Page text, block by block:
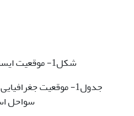
شکل1- موقعیت ایستگاه‌های نمونه‌برداری
جدول1- موقعیت
سواحل